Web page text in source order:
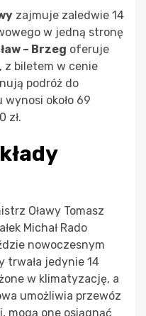
zajmuje zaledwie 14
w jedną stronę
– Brzeg oferuje
z biletem w cenie
podróż do
około 69
zł.
Oławy Tomasz
Michał Rado
nowoczesnym
trwała jedynie 14
w klimatyzację, a
umożliwia przewóz
mogą one osiągnąć